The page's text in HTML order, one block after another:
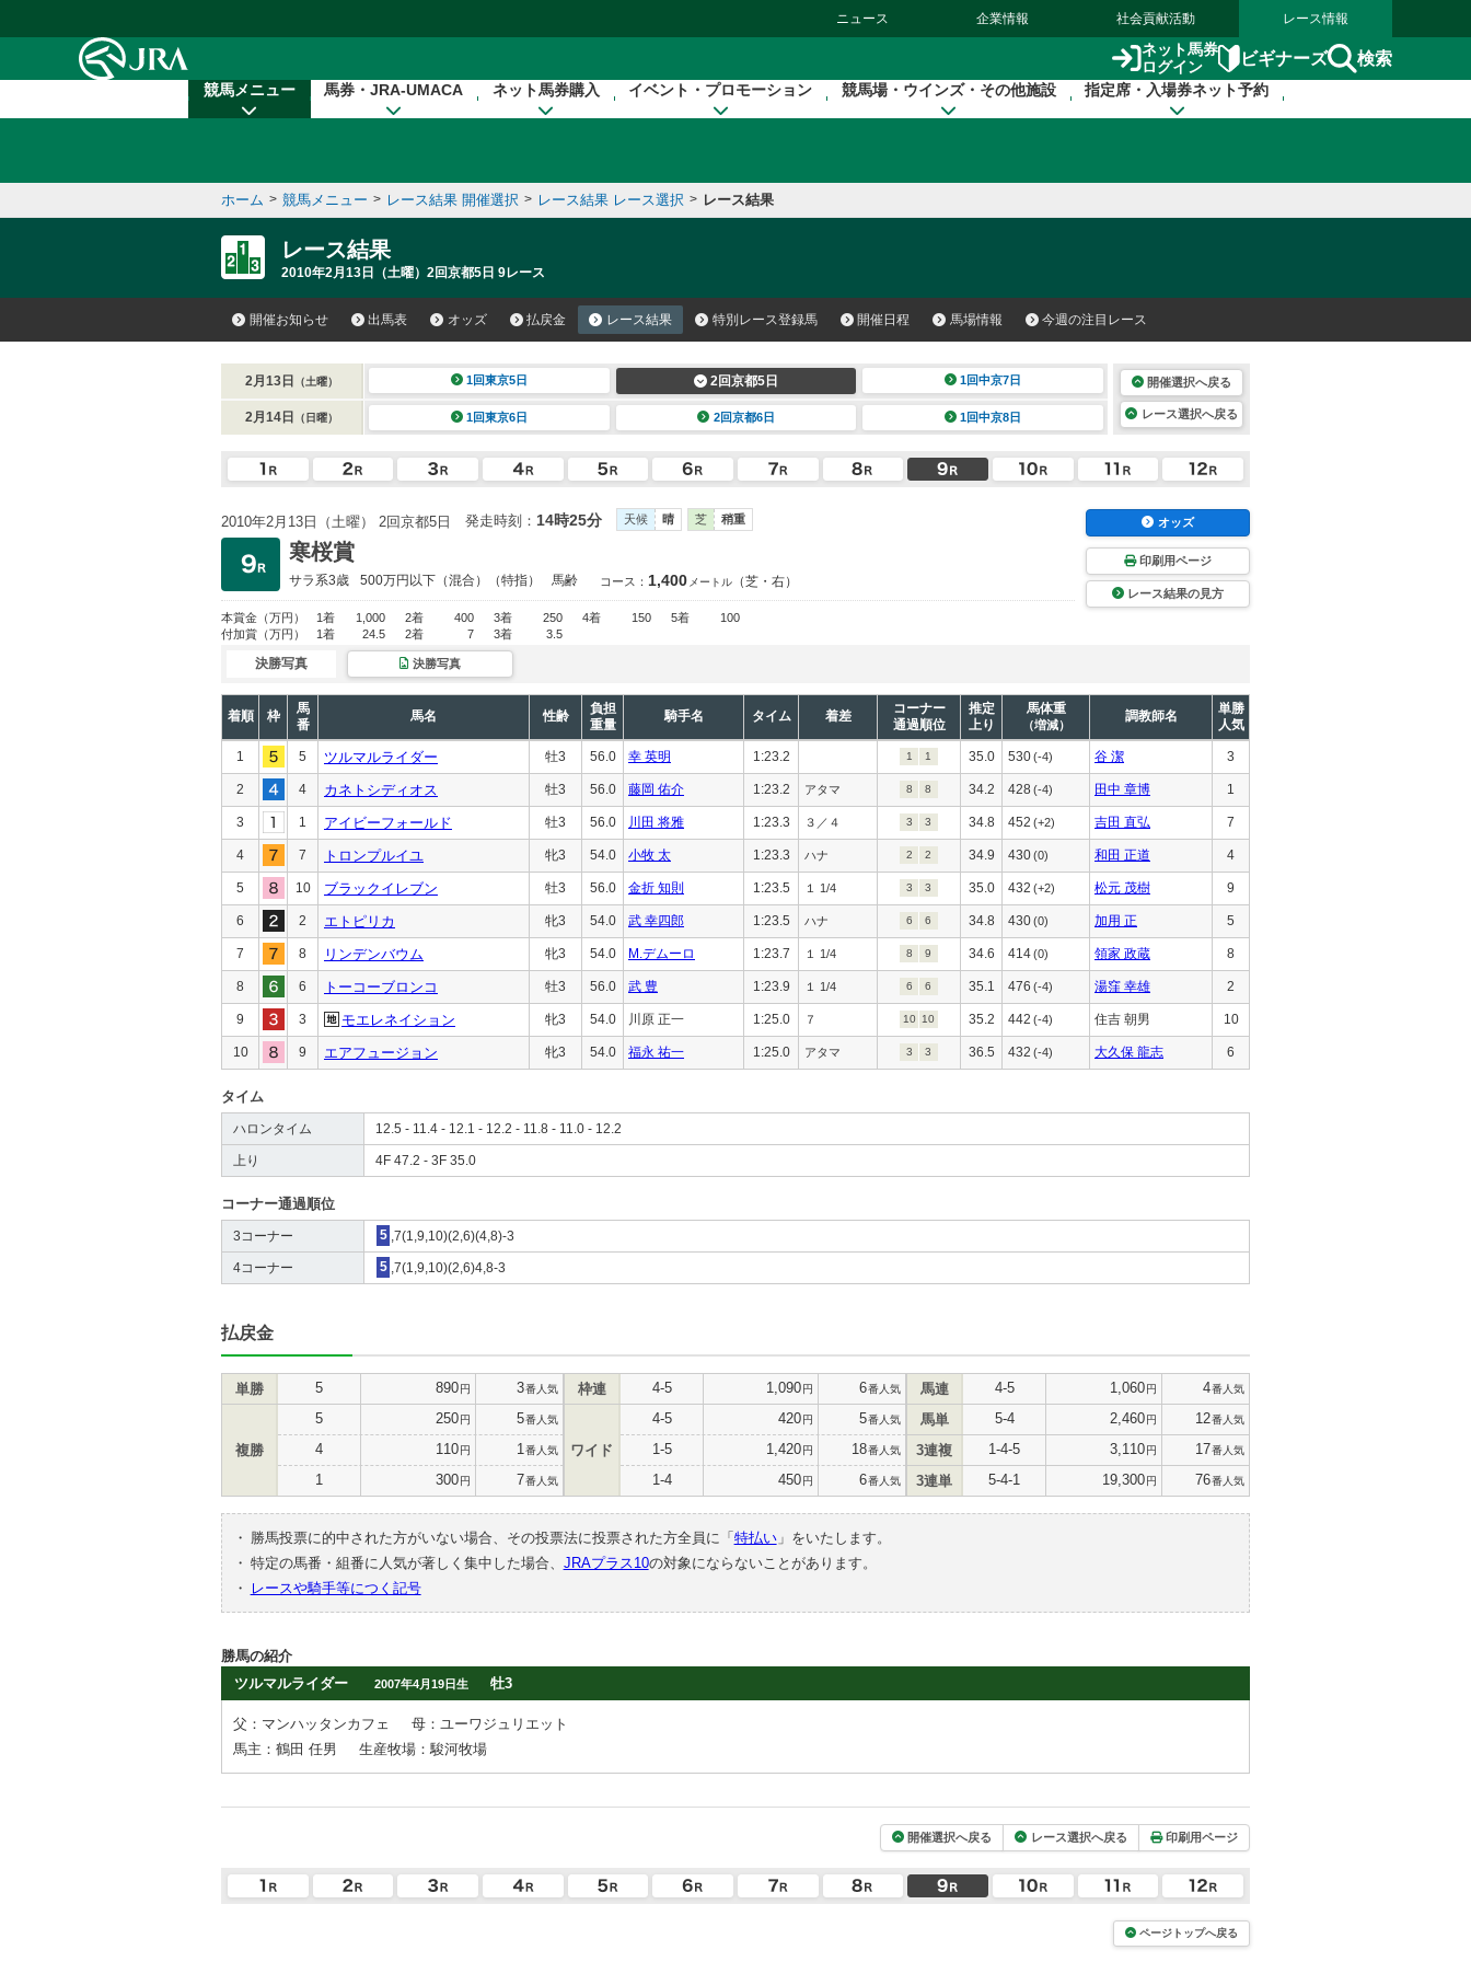
ニュース 企業情報 社会貢献活動 レース情報
ネット馬券
ログイン
ビギナーズ 検索
競馬メニュー 馬券・JRA-UMACA ネット馬券購入 イベント・プロモーション 競馬場・ウインズ・その他施設 指定席・入場券ネット予約
ホーム > 競馬メニュー > レース結果 開催選択 > レース結果 レース選択 > レース結果
レース結果
2010年2月13日（土曜）2回京都5日 9レース
開催お知らせ 出馬表 オッズ 払戻金 レース結果 特別レース登録馬 開催日程 馬場情報 今週の注目レース
2月13日 （土曜） 1回東京5日 2回京都5日 1回中京7日
2月14日 （日曜） 1回東京6日 2回京都6日 1回中京8日
開催選択へ戻る
レース選択へ戻る
2010年2月13日（土曜） 2回京都5日 発走時刻： 14時25分 天候 晴 芝 稍重
寒桜賞
サラ系3歳 500万円以下 （混合）（特指） 馬齢 コース： 1,400 メートル （芝・右）
本賞金 （万円） 1着 1,000 2着 400 3着 250 4着 150 5着
100
付加賞 （万円） 1着 24.5 2着 7 3着 3.5
オッズ
印刷用ページ
レース結果の見方
決勝写真 決勝写真
着順 枠
馬
番
馬名 性齢
負担
重量
騎手名 タイム 着差
コーナー
通過順位
推定
上り
馬体重
（増減）
調教師名
単勝
人気
1 5 ツルマルライダー 牡3 56.0 幸 英明 1:23.2 1 1 35.0 530(-4) 谷 潔 3
2 4 カネトシディオス 牡3 56.0 藤岡 佑介 1:23.2 アタマ 8 8 34.2 428 (-4) 田中 章博 1
3 1 アイビーフォールド 牡3 56.0 川田 将雅 1:23.3 ３／４ 3 3 34.8 452 (+2) 吉田 直弘 7
4 7 トロンプルイユ 牝3 54.0 小牧 太 1:23.3 ハナ 2 2 34.9 430(0) 和田 正道 4
5 10 ブラックイレブン 牡3 56.0 金折 知則 1:23.5 １ 1/4 3 3 35.0 432 (+2) 松元 茂樹 9
6 2 エトピリカ 牝3 54.0 武 幸四郎 1:23.5 ハナ 6 6 34.8 430(0) 加用 正 5
7 8 リンデンバウム 牝3 54.0 M.デムーロ 1:23.7 １ 1/4 8 9 34.6 414(0) 領家 政蔵 8
8 6 トーコーブロンコ 牡3 56.0 武 豊 1:23.9 １ 1/4 6 6 35.1 476 (-4) 湯窪 幸雄 2
9 3 モエレネイション 牝3 54.0 川原 正一 1:25.0 ７ 10 10 35.2 442 (-4) 住吉 朝男 10
10 9 エアフュージョン 牝3 54.0 福永 祐一 1:25.0 アタマ 3 3 36.5 432 (-4) 大久保 龍志 6
タイム
ハロンタイム 12.5 - 11.4 - 12.1 - 12.2 - 11.8 - 11.0 - 12.2
上り 4F 47.2 - 3F 35.0
コーナー通過順位
3コーナー 5 ,7(1,9,10)(2,6)(4,8)-3
4コーナー 5 ,7(1,9,10)(2,6)4,8-3
払戻金
単勝 5 890円 3番人気
複勝
5 250円 5番人気
4 110円 1 番人気
1 300円 7番人気
枠連 4-5 1,090円 6番人気
ワイド
4-5 420円 5番人気
1-5 1,420円 18番人気
1-4 450円 6番人気
馬連 4-5 1,060円 4番人気
馬単 5-4 2,460円 12番人気
3連複 1-4-5 3,110円 17番人気
3連単 5-4-1 19,300円 76番人気
・ 勝馬投票に的中された方がいない場合、その投票法に投票された方全員に「 特払い」をいたします。
・ 特定の馬番・組番に人気が著しく集中した場合、 JRAプラス10の対象にならないことがあります。
・
レースや騎手等につく記号
勝馬の紹介
ツルマルライダー
2007年4月19日生 牡3
父：マンハッタンカフェ
母：ユーワジュリエット
馬主：鶴田 任男
生産牧場：駿河牧場
開催選択へ戻る レース選択へ戻る 印刷用ページ
ページトップへ戻る